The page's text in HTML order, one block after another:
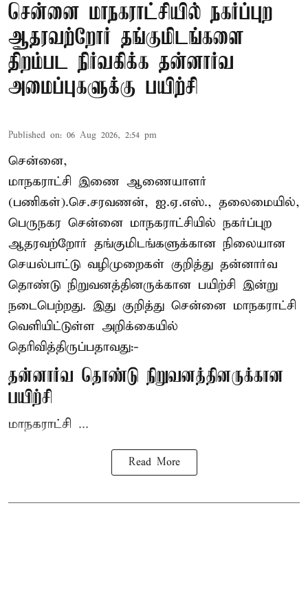
சென்னை மாநகராட்சியில் நகர்ப்புற
ஆதரவற்றோர் தங்குமிடங்களை
திறம்பட நிர்வகிக்க தன்னார்வ
அமைப்புகளுக்கு பயிற்சி
Published on: 06 Aug 2026, 2:54 pm
சென்னை,
மாநகராட்சி இணை ஆணையாளர்
(பணிகள்).செ.சரவணன், ஐ.ஏ.எஸ்., தலைமையில்,
பெருநகர சென்னை மாநகராட்சியில் நகர்ப்புற
ஆதரவற்றோர் தங்குமிடங்களுக்கான நிலையான
செயல்பாட்டு வழிமுறைகள் குறித்து தன்னார்வ
தொண்டு நிறுவனத்தினருக்கான பயிற்சி இன்று
நடைபெற்றது. இது குறித்து சென்னை மாநகராட்சி
வெளியிட்டுள்ள அறிக்கையில்
தெரிவித்திருப்பதாவது:-
தன்னார்வ தொண்டு நிறுவனத்தினருக்கான
பயிற்சி
மாநகராட்சி ...
Read More